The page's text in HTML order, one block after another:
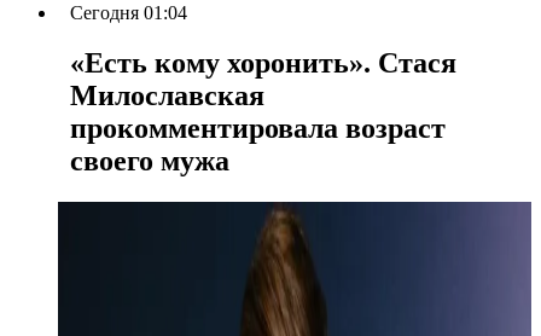
Сегодня 01:04
«Есть кому хоронить». Стася
Милославская
прокомментировала возраст
своего мужа